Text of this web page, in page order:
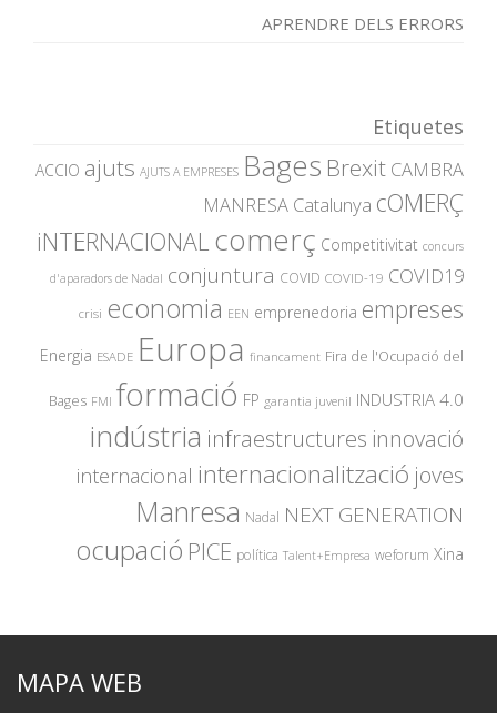
APRENDRE DELS ERRORS
Etiquetes
ACCIO ajuts AJUTS A EMPRESES Bages Brexit CAMBRA
MANRESA Catalunya cOMERÇ
iNTERNACIONAL comerç Competitivitat concurs
d'aparadors de Nadal conjuntura COVID COVID-19 COVID19
crisi economia EEN emprenedoria empreses
Energia ESADE Europa financament Fira de l'Ocupació del
Bages FMI formació FP garantia juvenil INDUSTRIA 4.0
indústria infraestructures innovació
internacional internacionalització joves
Manresa Nadal NEXT GENERATION
ocupació PICE política Talent+Empresa weforum Xina
MAPA WEB